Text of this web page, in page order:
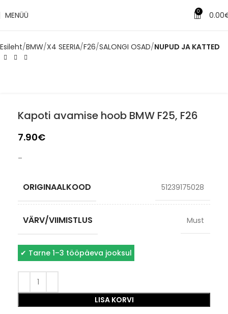
MENÜÜ 0 0.00
Esileht BMW X4 SEERIA F26 SALONGI OSAD NUPUD JA KATTED
Kapoti avamise hoob BMW F25, F26
7.90€
–
ORIGINAALKOOD 51239175028
VÄRV/VIIMISTLUS Must
✔ Tarne 1–3 tööpäeva jooksul
LISA KORVI